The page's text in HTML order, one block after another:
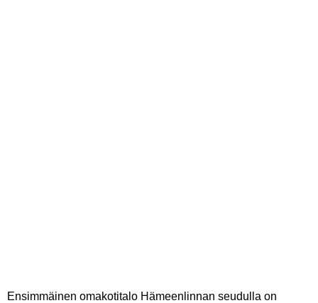
Ensimmäinen omakotitalo Hämeenlinnan seudulla on